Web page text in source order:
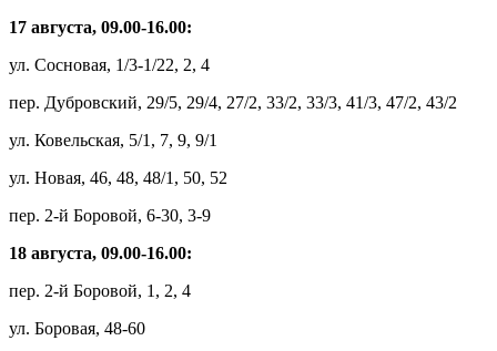
17 августа, 09.00-16.00:
ул. Сосновая, 1/3-1/22, 2, 4
пер. Дубровский, 29/5, 29/4, 27/2, 33/2, 33/3, 41/3, 47/2, 43/2
ул. Ковельская, 5/1, 7, 9, 9/1
ул. Новая, 46, 48, 48/1, 50, 52
пер. 2-й Боровой, 6-30, 3-9
18 августа, 09.00-16.00:
пер. 2-й Боровой, 1, 2, 4
ул. Боровая, 48-60